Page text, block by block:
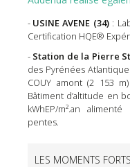
USINE AVENE (34):
Certification HQE®
Station de la Pierre
des Pyrénées
COUY amont (2 153
Bâtiment d’altitude en
kWhEP/m².an
pentes.
LES MOMENTS